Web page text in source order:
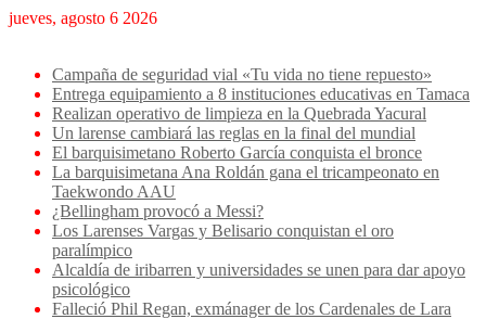
jueves, agosto 6 2026
Campaña de seguridad vial «Tu vida no tiene repuesto»
Entrega equipamiento a 8 instituciones educativas en Tamaca
Realizan operativo de limpieza en la Quebrada Yacural
Un larense cambiará las reglas en la final del mundial
El barquisimetano Roberto García conquista el bronce
La barquisimetana Ana Roldán gana el tricampeonato en
Taekwondo AAU
¿Bellingham provocó a Messi?
Los Larenses Vargas y Belisario conquistan el oro
paralímpico
Alcaldía de iribarren y universidades se unen para dar apoyo
psicológico
Falleció Phil Regan, exmánager de los Cardenales de Lara